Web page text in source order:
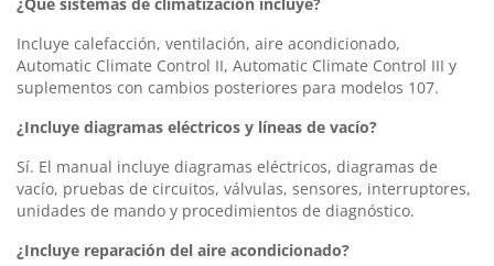
Incluye calefacción, ventilación, aire acondicionado,
Automatic Climate Control II, Automatic Climate Control III y
suplementos con cambios posteriores para modelos 107.
¿Incluye diagramas eléctricos y líneas de vacío?
Sí. El manual incluye diagramas eléctricos, diagramas de
vacío, pruebas de circuitos, válvulas, sensores, interruptores,
unidades de mando y procedimientos de diagnóstico.
¿Incluye reparación del aire acondicionado?